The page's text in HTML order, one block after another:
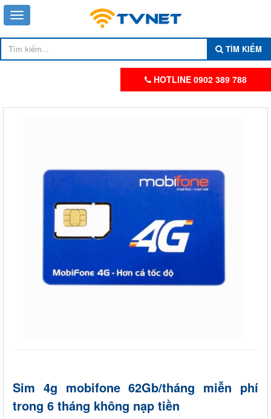
TÌM KIẾM
HOTLINE 0902 389 788
Sim 4g mobifone 62Gb/tháng miễn phí
trong 6 tháng không nạp tiền